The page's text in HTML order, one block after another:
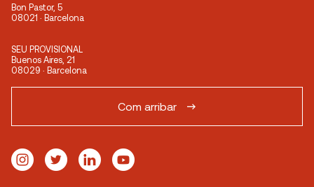
Bon Pastor, 5
08021 · Barcelona
SEU PROVISIONAL
Buenos Aires, 21
08029 · Barcelona
Com arribar